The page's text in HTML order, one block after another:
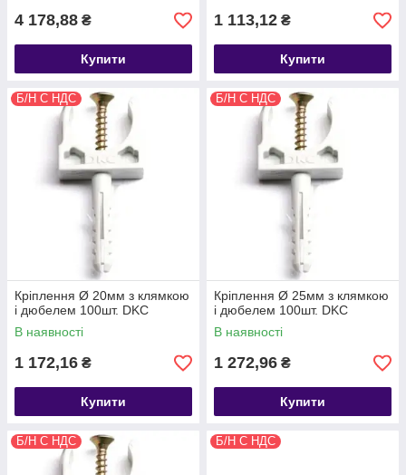
4 178,88 ₴
Купити
1 113,12 ₴
Купити
Б/Н С НДС
Кріплення Ø 20мм з клямкою
і дюбелем 100шт. DKC
В наявності
1 172,16 ₴
Купити
Б/Н С НДС
Кріплення Ø 25мм з клямкою
і дюбелем 100шт. DKC
В наявності
1 272,96 ₴
Купити
Б/Н С НДС Б/Н С НДС